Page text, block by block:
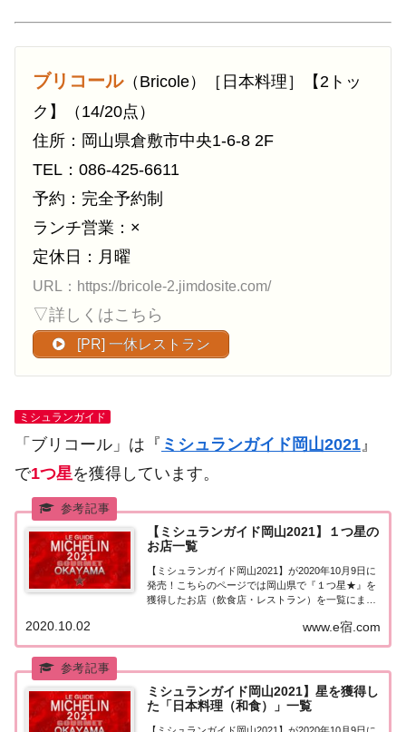
ブリコール（Bricole）［日本料理］【2トッ
ク】（14/20点）
住所：岡山県倉敷市中央1-6-8 2F
TEL：086-425-6611
予約：完全予約制
ランチ営業：×
定休日：月曜
URL：https://bricole-2.jimdosite.com/
▽詳しくはこちら
[PR] 一休レストラン
ミシュランガイド
「ブリコール」は『 ミシュランガイド岡山2021』
で1つ星を獲得しています。
【ミシュランガイド岡山2021】１つ星の
お店一覧
【ミシュランガイド岡山2021】が2020年10月9日に
発売！こちらのページでは岡山県で『１つ星★』を
獲得したお店（飲食店・レストラン）を一覧にまと
シュランガイド岡山2021で「1つ星」を獲得したお
店は18軒。岡山市：13軒ゴエミ...
www.e宿.com
2020.10.02
ミシュランガイド岡山2021】星を獲得し
た「日本料理（和食）」一覧